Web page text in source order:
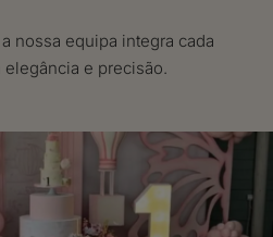
nossa equipa integra cada
e precisão.